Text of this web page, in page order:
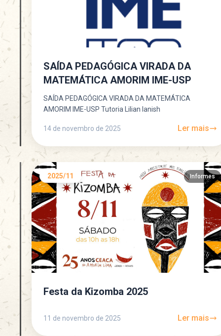
SAÍDA PEDAGÓGICA VIRADA DA
MATEMÁTICA AMORIM IME-USP
SAÍDA PEDAGÓGICA VIRADA DA MATEMÁTICA
AMORIM IME-USP Tutoria Lilian Ianish
14 de novembro de 2025 Ler mais
2025/11 Informes
Festa da Kizomba 2025
11 de novembro de 2025 Ler mais